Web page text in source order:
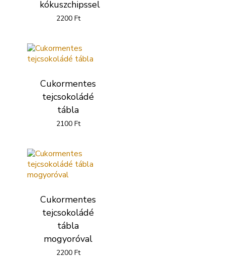
kókuszchipssel
2200 Ft
Cukormentes
tejcsokoládé
tábla
2100 Ft
Cukormentes
tejcsokoládé
tábla
mogyoróval
2200 Ft